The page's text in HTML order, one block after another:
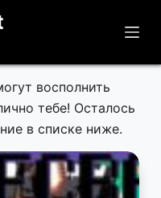
восполнить
тебе! Осталось
в списке ниже.